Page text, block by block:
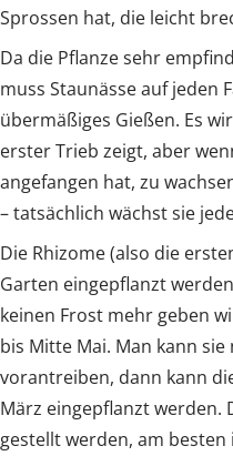
Sprossen hat, die leicht
Da die Pflanze sehr
muss Staunässe auf jeden
übermäßiges Gießen. Es
erster Trieb zeigt, aber
angefangen hat, zu
– tatsächlich wächst sie
Die Rhizome (also die
Garten eingepflanzt
keinen Frost mehr geben
bis Mitte Mai. Man kann
vorantreiben, dann kann
März eingepflanzt werden.
gestellt werden, am